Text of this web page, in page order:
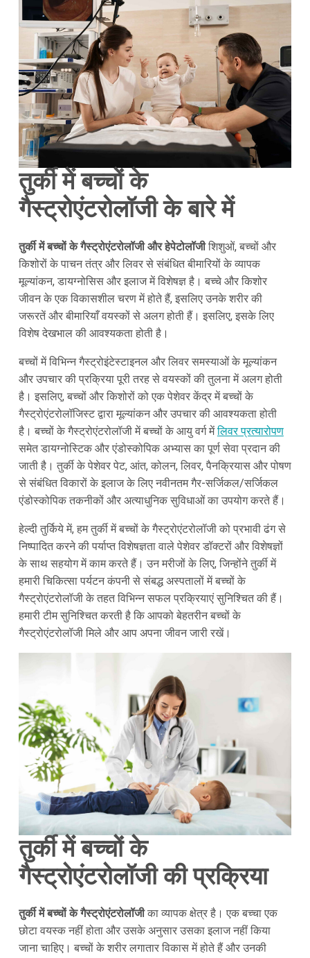
तुर्की में बच्चों के
गैस्ट्रोएंटरोलॉजी के बारे में
तुर्की में बच्चों के गैस्ट्रोएंटरोलॉजी और हेपेटोलॉजीशिशुओं, बच्चों और
किशोरों के पाचन तंत्र और लिवर से संबंधित बीमारियों के व्यापक
मूल्यांकन, डायग्नोसिस और इलाज में विशेषज्ञ है। बच्चे और किशोर
जीवन के एक विकासशील चरण में होते हैं, इसलिए उनके शरीर की
जरूरतें और बीमारियाँ वयस्कों से अलग होती हैं। इसलिए, इसके लिए
विशेष देखभाल की आवश्यकता होती है।
बच्चों में विभिन्न गैस्ट्रोइंटेस्टाइनल और लिवर समस्याओं के मूल्यांकन
और उपचार की प्रक्रिया पूरी तरह से वयस्कों की तुलना में अलग होती
है। इसलिए, बच्चों और किशोरों को एक पेशेवर केंद्र में बच्चों के
गैस्ट्रोएंटरोलॉजिस्ट द्वारा मूल्यांकन और उपचार की आवश्यकता होती
है। बच्चों के गैस्ट्रोएंटरोलॉजी में बच्चों के आयु वर्ग मेंलिवर प्रत्यारोपण
समेत डायग्नोस्टिक और एंडोस्कोपिक अभ्यास का पूर्ण सेवा प्रदान की
जाती है। तुर्की के पेशेवर पेट, आंत, कोलन, लिवर, पैनक्रियास और पोषण
से संबंधित विकारों के इलाज के लिए नवीनतम गैर-सर्जिकल/सर्जिकल
एंडोस्कोपिक तकनीकों और अत्याधुनिक सुविधाओं का उपयोग करते हैं।
हेल्दी तुर्किये में, हम तुर्की में बच्चों के गैस्ट्रोएंटरोलॉजी को प्रभावी ढंग से
निष्पादित करने की पर्याप्त विशेषज्ञता वाले पेशेवर डॉक्टरों और विशेषज्ञों
के साथ सहयोग में काम करते हैं। उन मरीजों के लिए, जिन्होंने तुर्की में
हमारी चिकित्सा पर्यटन कंपनी से संबद्ध अस्पतालों में बच्चों के
गैस्ट्रोएंटरोलॉजी के तहत विभिन्न सफल प्रक्रियाएं सुनिश्चित की हैं।
हमारी टीम सुनिश्चित करती है कि आपको बेहतरीन बच्चों के
गैस्ट्रोएंटरोलॉजी मिले और आप अपना जीवन जारी रखें।
तुर्की में बच्चों के
गैस्ट्रोएंटरोलॉजी की प्रक्रिया
तुर्की में बच्चों के गैस्ट्रोएंटरोलॉजीका व्यापक क्षेत्र है। एक बच्चा एक
छोटा वयस्क नहीं होता और उसके अनुसार उसका इलाज नहीं किया
जाना चाहिए। बच्चों के शरीर लगातार विकास में होते हैं और उनकी